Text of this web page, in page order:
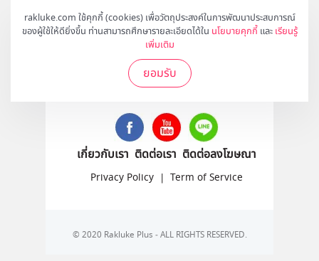
rakluke.com ใช้คุกกี้ (cookies) เพื่อวัตถุประสงค์ในการพัฒนาประสบการณ์
ของผู้ใช้ให้ดียิ่งขึ้น ท่านสามารถศึกษารายละเอียดได้ใน นโยบายคุกกี้ และ เรียนรู้
เพิ่มเติม
ยอมรับ
สมัคร
ติดตามเราได้ที่
เกี่ยวกับเรา ติดต่อเรา ติดต่อลงโฆษณา
Privacy Policy | Term of Service
© 2020 Rakluke Plus - ALL RIGHTS RESERVED.